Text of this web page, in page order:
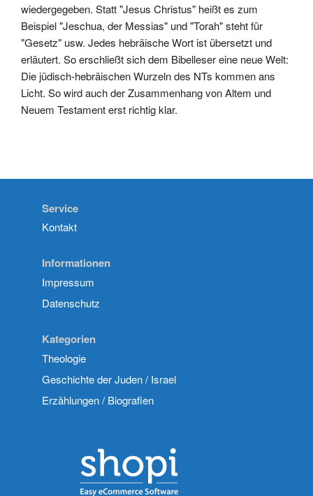
wiedergegeben. Statt "Jesus Christus" heißt es zum
Beispiel "Jeschua, der Messias" und "Torah" steht für
"Gesetz" usw. Jedes hebräische Wort ist übersetzt und
erläutert. So erschließt sich dem Bibelleser eine neue Welt:
Die jüdisch-hebräischen Wurzeln des NTs kommen ans
Licht. So wird auch der Zusammenhang von Altem und
Neuem Testament erst richtig klar.
Service
Kontakt
Informationen
Impressum
Datenschutz
Kategorien
Theologie
Geschichte der Juden / Israel
Erzählungen / Biografien